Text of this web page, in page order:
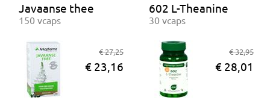
Javaanse thee
150 vcaps
€ 27,25
€ 23,16
602 L-Theanine
30 vcaps
€ 32,95
€ 28,01